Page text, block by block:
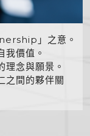
」之意。
我價值。
理念與願景。
之間的夥伴關